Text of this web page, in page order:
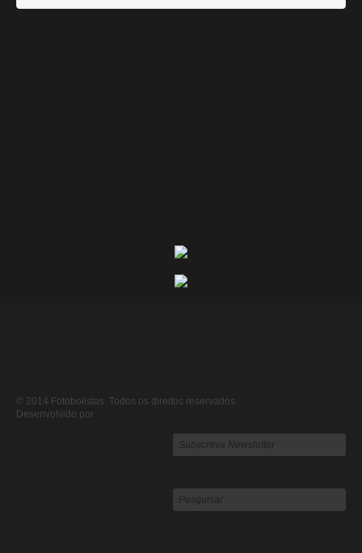
© 2014 Fotobolistas. Todos os direitos reservados.
Desenvolvido por